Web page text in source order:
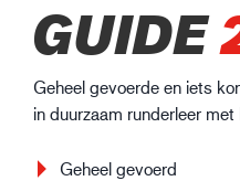
GUIDE
Geheel gevoerde en iets
in duurzaam runderleer
Geheel gevoerd